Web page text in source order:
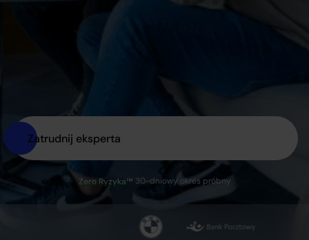
Zatrudnij eksperta
Zero Ryzyka™ 30-dniowy okres próbny